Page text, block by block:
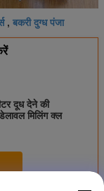
, बकरी दुग्ध पंजा
दूध देने की
मिलिंग क्ल